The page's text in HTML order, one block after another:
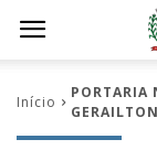
Início